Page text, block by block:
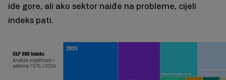
ide gore, ali ako sektor naiđe na probleme, cijeli
indeks pati.